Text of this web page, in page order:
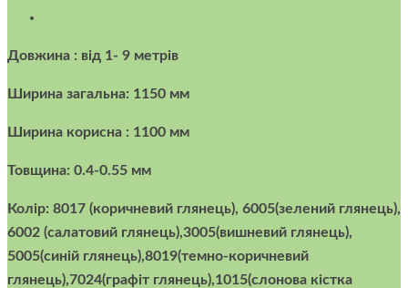
Довжина : від 1- 9 метрів
Ширина загальна: 1150 мм
Ширина корисна : 1100 мм
Товщина: 0.4-0.55 мм
Колір: 8017 (коричневий глянець), 6005(зелений глянець),
6002 (салатовий глянець),3005(вишневий глянець),
5005(синій глянець),8019(темно-коричневий
глянець),7024(графіт глянець),1015(слонова кістка